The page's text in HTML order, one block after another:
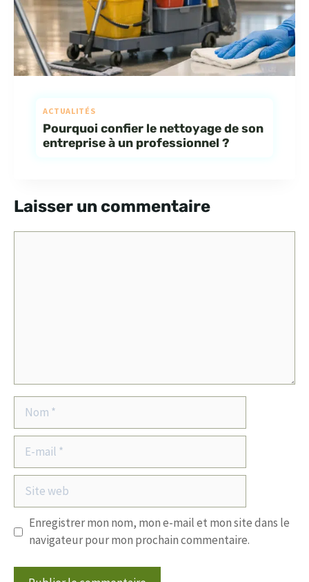
ACTUALITÉS
Pourquoi confier le nettoyage de son
entreprise à un professionnel ?
Laisser un commentaire
Nom
mail
Site
web
Enregistrer mon nom, mon e-mail et mon site dans le
navigateur pour mon prochain commentaire.